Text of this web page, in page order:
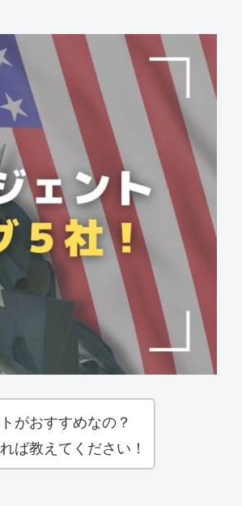
がおすすめなの？
ば教えてください！